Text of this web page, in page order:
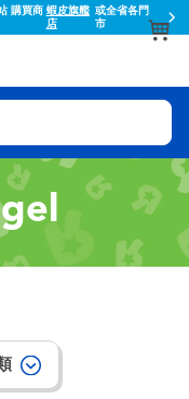
購買商 蝦皮旗艦
店
或全省各門
市